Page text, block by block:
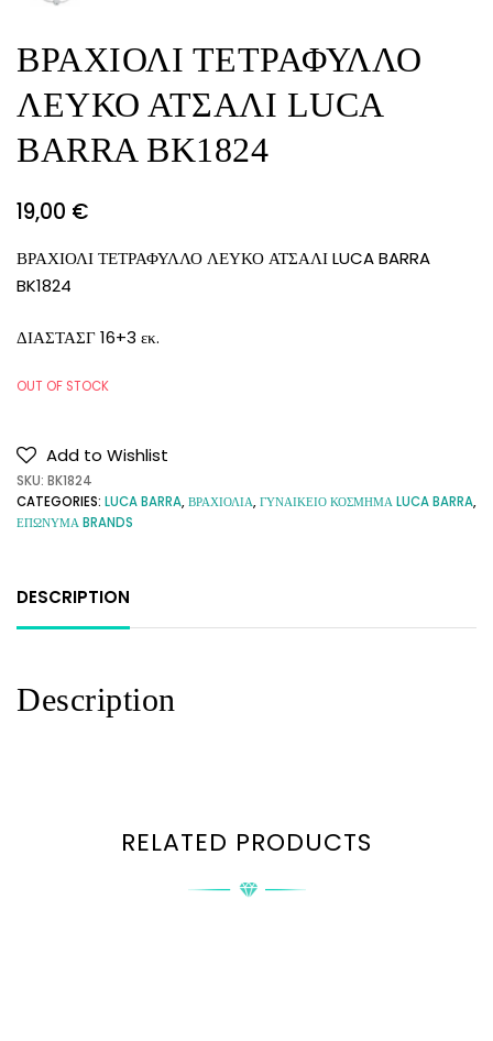
ΒΡΑΧΙΟΛΙ ΤΕΤΡΑΦΥΛΛΟ
ΛΕΥΚΟ ΑΤΣΑΛΙ LUCA
BARRA BK1824
19,00 €
ΒΡΑΧΙΟΛΙ ΤΕΤΡΑΦΥΛΛΟ ΛΕΥΚΟ ΑΤΣΑΛΙ LUCA BARRA
BK1824
ΔΙΑΣΤΑΣΓ 16+3 εκ.
OUT OF STOCK
Add to Wishlist
SKU: BK1824
CATEGORIES: LUCA BARRA,ΒΡΑΧΙΟΛΙΑ,ΓΥΝΑΙΚΕΙΟ ΚΟΣΜΗΜΑ LUCA BARRA,
ΕΠΩΝΥΜΑ BRANDS
DESCRIPTION
Description
RELATED PRODUCTS